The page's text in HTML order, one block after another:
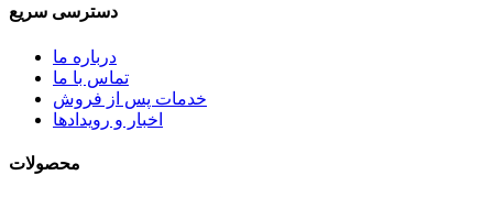
دسترسی سریع
درباره ما
تماس با ما
خدمات پس از فروش
اخبار و رویدادها
محصولات